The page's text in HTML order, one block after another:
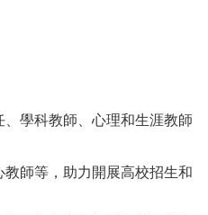
學科教師、心理和生涯教師
師等，助力開展高校招生和